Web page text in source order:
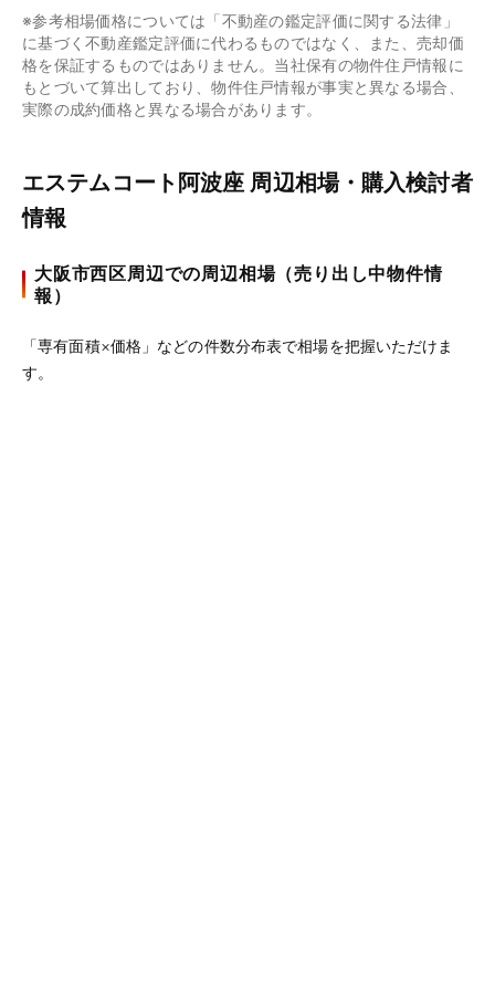
※参考相場価格については「不動産の鑑定評価に関する法律」
に基づく不動産鑑定評価に代わるものではなく、また、売却価
格を保証するものではありません。当社保有の物件住戸情報に
もとづいて算出しており、物件住戸情報が事実と異なる場合、
実際の成約価格と異なる場合があります。
エステムコート阿波座 周辺相場・購入検討者
情報
大阪市西区周辺での周辺相場（売り出し中物件情
報）
「専有面積×価格」などの件数分布表で相場を把握いただけま
す。